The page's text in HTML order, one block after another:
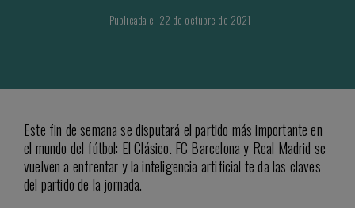
Publicada el 22 de octubre de 2021
Este fin de semana se disputará el partido más importante en
el mundo del fútbol: El Clásico. FC Barcelona y Real Madrid se
vuelven a enfrentar y la inteligencia artificial te da las claves
del partido de la jornada.